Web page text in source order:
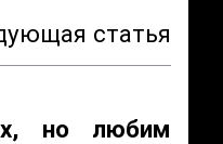
статья
но любим